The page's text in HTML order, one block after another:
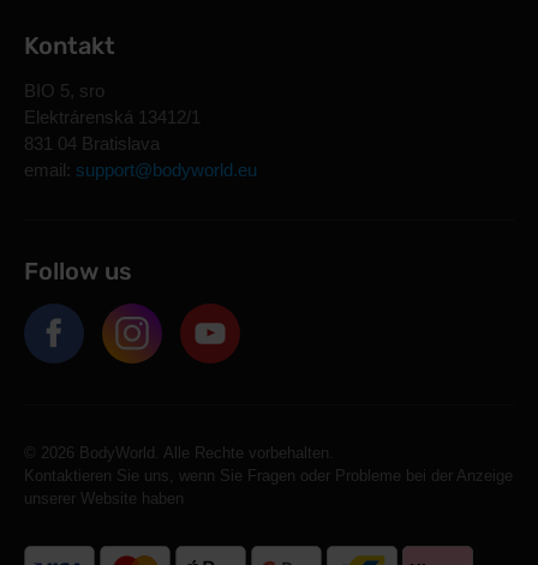
Kontakt
BIO 5, sro
Elektrárenská 13412/1
831 04 Bratislava
email: support@bodyworld.eu
Follow us
© 2026 BodyWorld. Alle Rechte vorbehalten.
Kontaktieren Sie uns, wenn Sie Fragen oder Probleme bei der Anzeige
unserer Website haben